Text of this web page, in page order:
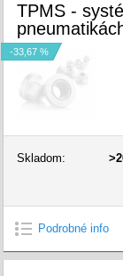
TPMS -
-33,67 %
Skladom:
Podrobné info